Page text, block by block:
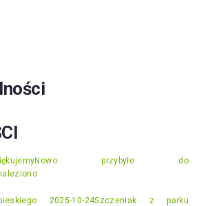
Nowo przybyłe do
2025-10-24Szczeniak z parku